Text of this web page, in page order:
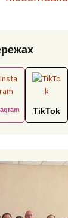
TikTok